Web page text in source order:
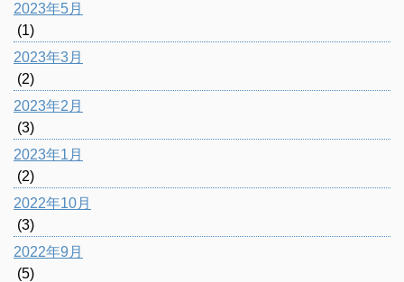
2023年5月
(1)
2023年3月
(2)
2023年2月
(3)
2023年1月
(2)
2022年10月
(3)
2022年9月
(5)